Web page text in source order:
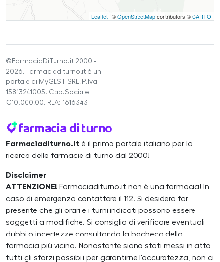
Leaflet | ©OpenStreetMapcontributors ©CARTO
©FarmaciaDiTurno.it 2000 -
2026. Farmaciaditurno.it è un
portale di MyGEST SRL, P.Iva
15813241005. Cap.Sociale
€10.000,00. REA: 1616343
Farmaciaditurno.it è il primo portale italiano per la
ricerca delle farmacie di turno dal 2000!
Disclaimer
ATTENZIONE! Farmaciaditurno.it non è una farmacia! In
caso di emergenza contattare il 112. Si desidera far
presente che gli orari e i turni indicati possono essere
soggetti a modifiche. Si consiglia di verificare eventuali
dubbi o incertezze consultando la bacheca della
farmacia più vicina. Nonostante siano stati messi in atto
tutti gli sforzi possibili per garantirne l'accuratezza, non ci